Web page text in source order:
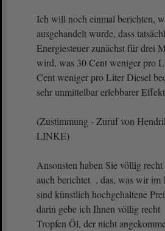
Ich will noch einmal berichten,
ausgehandelt wurde, dass
Energiesteuer zunächst für drei
wird, was 30 Cent weniger pro
Cent weniger pro Liter Diesel
sehr unmittelbar erlebbarer
(Zustimmung - Zuruf von
LINKE)
Ansonsten haben Sie völlig recht
auch berichtet , das, was wir im
sind künstlich hochgehaltene
darin gebe ich Ihnen völlig
Tropfen Öl, der nicht